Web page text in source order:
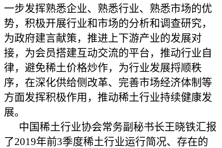
一步发挥熟悉企业、熟悉行业、熟悉市场的优
势，积极开展行业和市场的分析和调查研究，
为政府建言献策，推进上下游产业的发展对
接，为会员搭建互动交流的平台，推动行业自
律，避免稀土价格炒作，为行业发展捋顺秩
序，在深化供给侧改革、完善市场经济体制等
方面发挥积极作用，推动稀土行业持续健康发
展。
中国稀土行业协会常务副秘书长王晓铁汇报
了2019年前3季度稀土行业运行简况、存在的